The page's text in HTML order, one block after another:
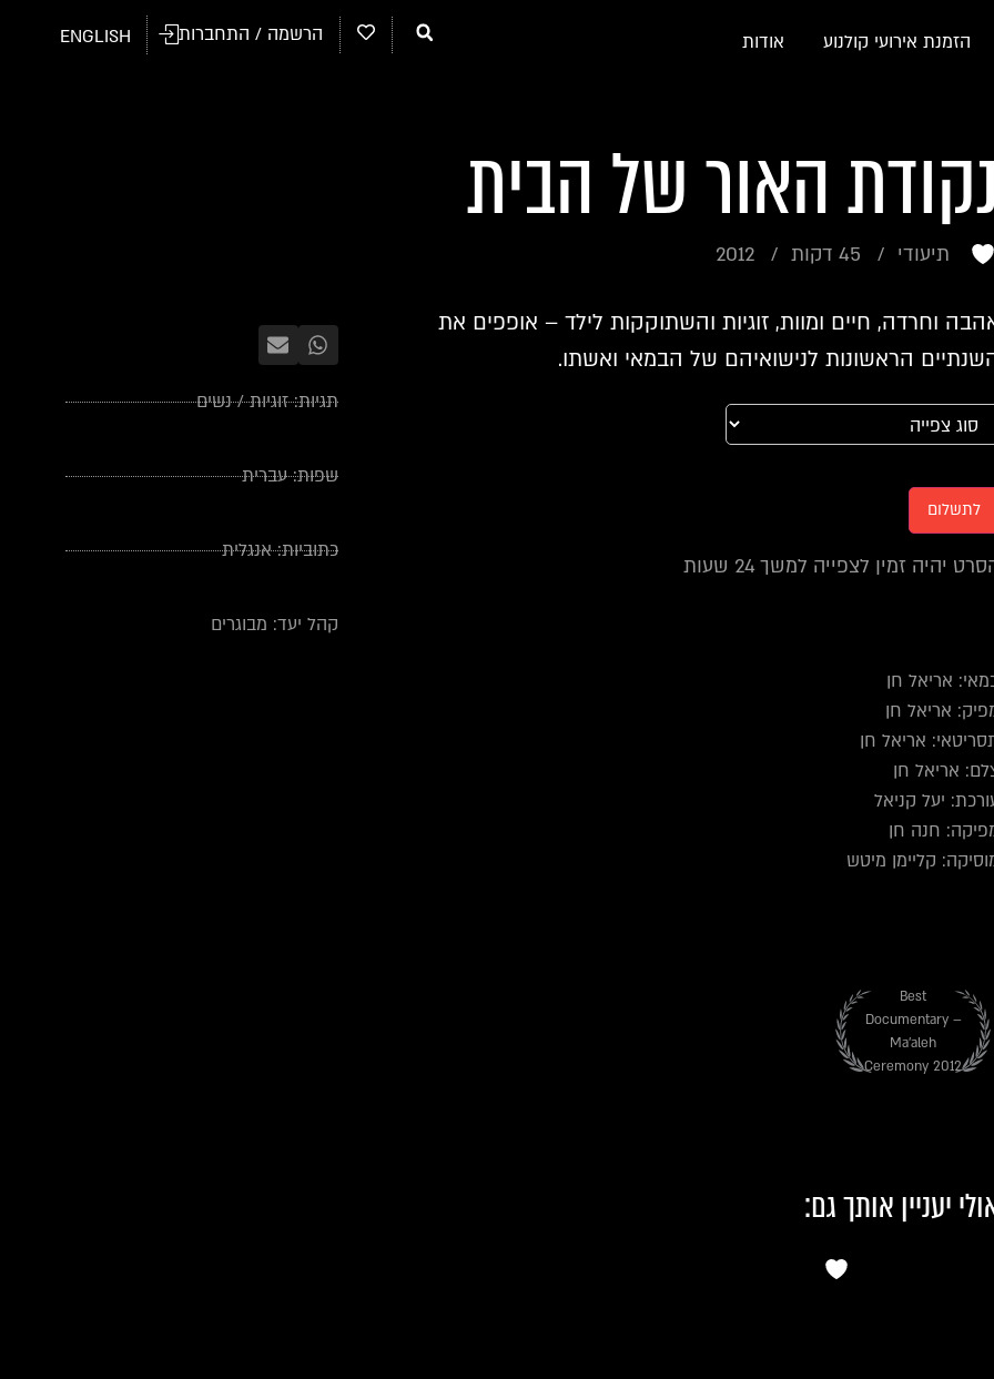
הזמנת אירועי קולנוע אודות הרשמה / התחברות ENGLISH
האור של הבית
תיעודי 45 דקות 2012
וחרדה, חיים ומוות, זוגיות והשתוקקות לילד – אופפים את
הראשונות לנישואיהם של הבמאי ואשתו.
לתשלום
יהיה זמין לצפייה למשך 24 שעות
אריאל חן
אריאל חן
אריאל חן
אריאל חן
יעל קניאל
חנה חן
קליימן מיטש
Best
Documentary –
Ma'aleh
Ceremony 2012
יעניין אותך גם:
תגיות:זוגיות/נשים
שפות:עברית
כתוביות:אנגלית
קהל יעד: מבוגרים